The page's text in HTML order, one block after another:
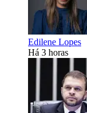
Edilene Lopes
Há 3 horas